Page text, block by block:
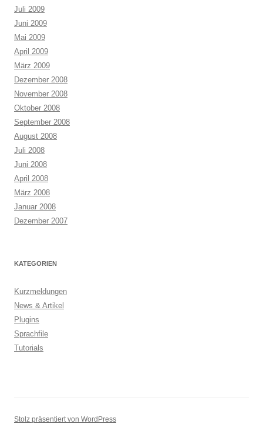
Juli 2009
Juni 2009
Mai 2009
April 2009
März 2009
Dezember 2008
November 2008
Oktober 2008
September 2008
August 2008
Juli 2008
Juni 2008
April 2008
März 2008
Januar 2008
Dezember 2007
KATEGORIEN
Kurzmeldungen
News & Artikel
Plugins
Sprachfile
Tutorials
Stolz präsentiert von WordPress